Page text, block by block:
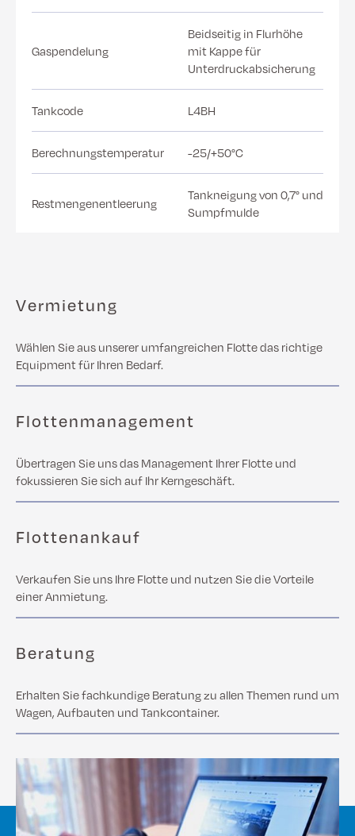
Gaspendelung
Beidseitig in Flurhöhe
mit Kappe für
Unterdruckabsicherung
Tankcode L4BH
Berechnungstemperatur -25/+50°C
Restmengenentleerung
Tankneigung von 0,7° und
Sumpfmulde
Vermietung
Wählen Sie aus unserer umfangreichen Flotte das richtige
Equipment für Ihren Bedarf.
Flottenmanagement
Übertragen Sie uns das Management Ihrer Flotte und
fokussieren Sie sich auf Ihr Kerngeschäft.
Flottenankauf
Verkaufen Sie uns Ihre Flotte und nutzen Sie die Vorteile
einer Anmietung.
Beratung
Erhalten Sie fachkundige Beratung zu allen Themen rund um
Wagen, Aufbauten und Tankcontainer.